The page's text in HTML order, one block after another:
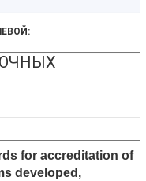
for accreditation of
developed,